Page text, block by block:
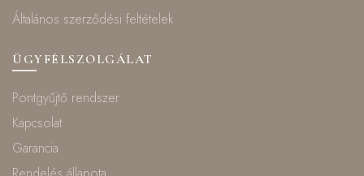
Általános szerződési feltételek
ÜGYFÉLSZOLGÁLAT
Pontgyűjtő rendszer
Kapcsolat
Garancia